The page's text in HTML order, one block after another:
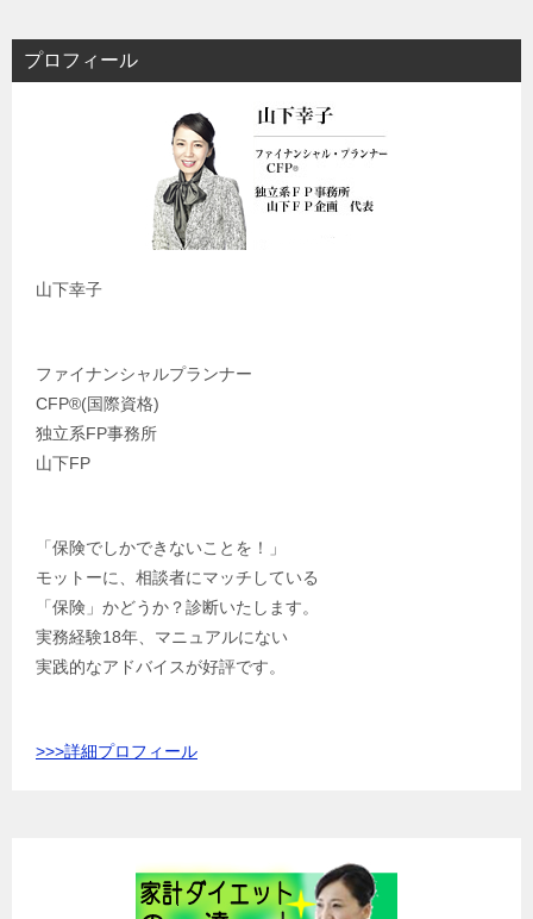
プロフィール
山下幸子
ファイナンシャルプランナー
CFP®️(国際資格)
独立系FP事務所
山下FP
「保険でしかできないことを！」
モットーに、相談者にマッチしている
「保険」かどうか？診断いたします。
実務経験18年、マニュアルにない
実践的なアドバイスが好評です。
>>>詳細プロフィール